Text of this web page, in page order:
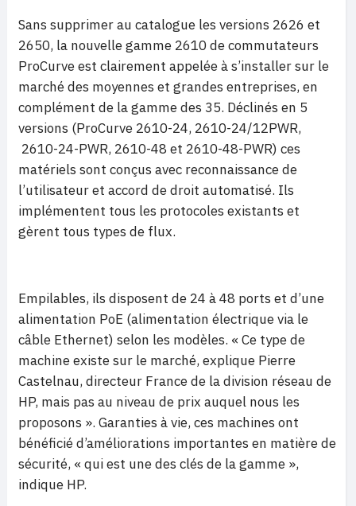
Sans supprimer au catalogue les versions 2626 et
2650, la nouvelle gamme 2610 de commutateurs
ProCurve est clairement appelée à s’installer sur le
marché des moyennes et grandes entreprises, en
complément de la gamme des 35. Déclinés en 5
versions (ProCurve 2610-24, 2610-24/12PWR,
2610-24-PWR, 2610-48 et 2610-48-PWR) ces
matériels sont conçus avec reconnaissance de
l’utilisateur et accord de droit automatisé. Ils
implémentent tous les protocoles existants et
gèrent tous types de flux.
Empilables, ils disposent de 24 à 48 ports et d’une
alimentation PoE (alimentation électrique via le
câble Ethernet) selon les modèles. « Ce type de
machine existe sur le marché, explique Pierre
Castelnau, directeur France de la division réseau de
HP, mais pas au niveau de prix auquel nous les
proposons ». Garanties à vie, ces machines ont
bénéficié d’améliorations importantes en matière de
sécurité, « qui est une des clés de la gamme »,
indique HP.